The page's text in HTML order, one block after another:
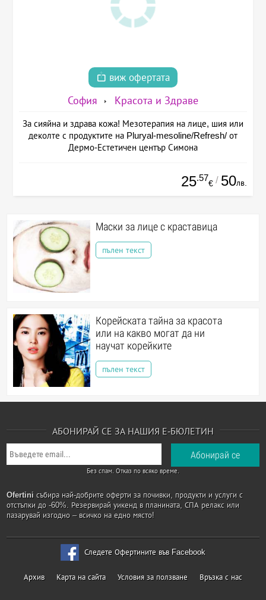
виж офертата
София Красота и Здраве
За сияйна и здрава кожа! Мезотерапия на лице, шия или
деколте с продуктите на Pluryal-mesoline/Refresh/ от
Дермо-Естетичен център Симона
25.57
€ / 50лв.
Маски за лице с краставица
пълен текст
Корейската тайна за красота
или на какво могат да ни
научат корейките
пълен текст
АБОНИРАЙ СЕ ЗА НАШИЯ Е-БЮЛЕТИН
Без спам. Отказ по всяко време.
Ofertini събира най-добрите оферти за почивки, продукти и услуги с
отстъпки до -60%. Резервирай уикенд в планината, СПА релакс или
пазарувай изгодно – всичко на едно място!
Следете Офертините във Facebook
Архив Карта на сайта Условия за ползване Връзка с нас